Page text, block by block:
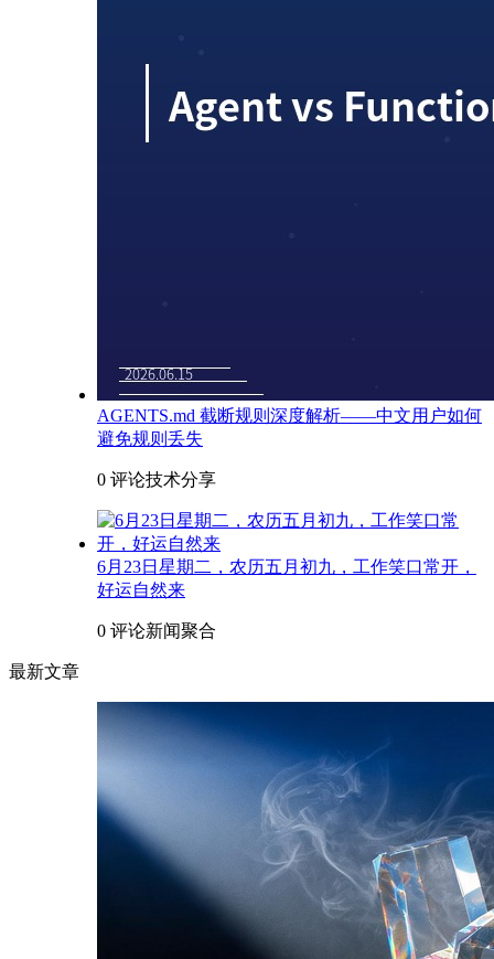
AGENTS.md 截断规则深度解析——中文用户如何
避免规则丢失
0 评论技术分享
6月23日星期二，农历五月初九，工作笑口常开，
好运自然来
0 评论新闻聚合
最新文章